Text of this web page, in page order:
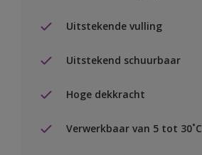
Uitstekende vulling
Uitstekend schuurbaar
Hoge dekkracht
Verwerkbaar van 5 tot 30˚C